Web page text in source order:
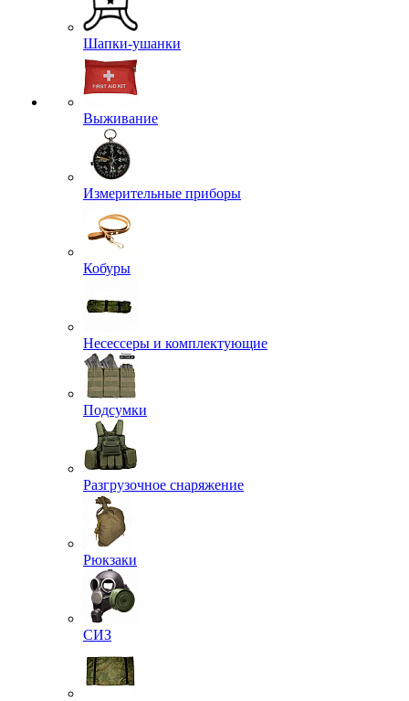
Шапки-ушанки
Выживание
Измерительные приборы
Кобуры
Несессеры и комплектующие
Подсумки
Разгрузочное снаряжение
Рюкзаки
СИЗ